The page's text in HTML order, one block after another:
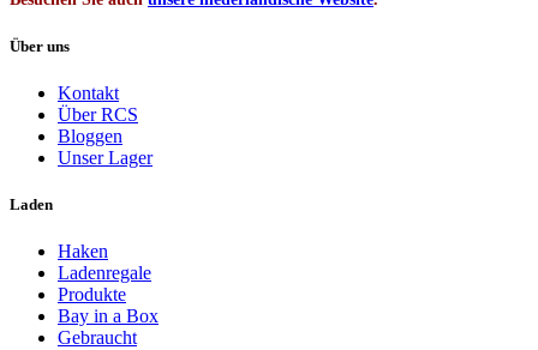
Über uns
Kontakt
Über RCS
Bloggen
Unser Lager
Laden
Haken
Ladenregale
Produkte
Bay in a Box
Gebraucht